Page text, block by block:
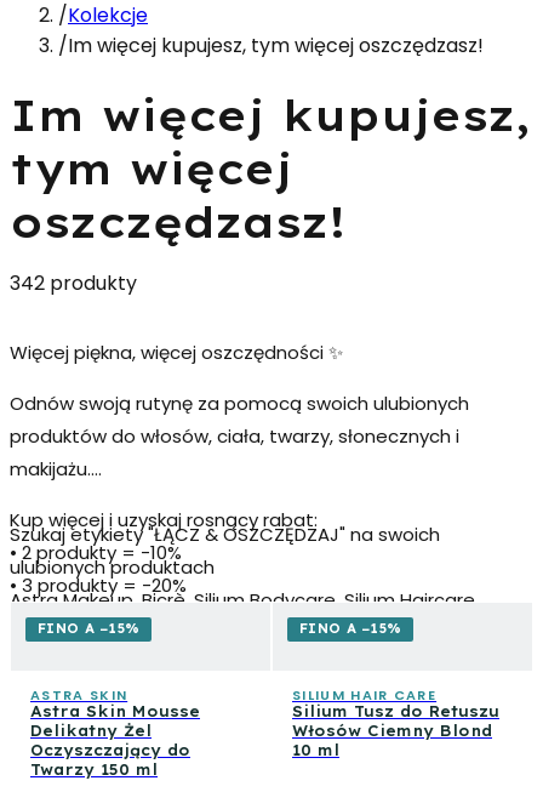
/Kolekcje
/Im więcej kupujesz, tym więcej oszczędzasz!
Im więcej kupujesz,
tym więcej
oszczędzasz!
342 produkty
Więcej piękna, więcej oszczędności ✨
Odnów swoją rutynę za pomocą swoich ulubionych
produktów do włosów, ciała, twarzy, słonecznych i
makijażu.
Szukaj etykiety"ŁĄCZ & OSZCZĘDZAJ" na swoich
ulubionych produktach
Astra Makeup, Bicrè, Silium Bodycare, Silium Haircare,
Maxima, Astra Skin, Iroha Nature iByron Bay Solari
Kup więcej i uzyskaj rosnący rabat:
• 2 produkty = -10%
• 3 produkty = -20%
FINO A −15%
ASTRA SKIN
Astra Skin Mousse
Delikatny Żel
Oczyszczający do
Twarzy 150 ml
FINO A −15%
SILIUM HAIR CARE
Silium Tusz do Retuszu
Włosów Ciemny Blond
10 ml